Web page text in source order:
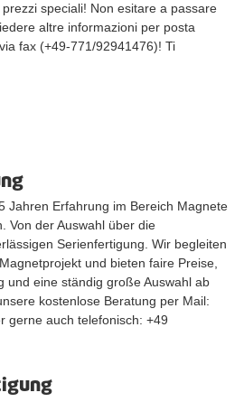
speciali! Non esitare a passare
altre informazioni per posta
fax (+49-771/92941476)! Ti
Jahren Erfahrung im Bereich Magnete
Von der Auswahl über die
Serienfertigung. Wir begleiten
und bieten faire Preise,
und eine ständig große Auswahl ab
kostenlose Beratung per Mail:
gerne auch telefonisch: +49